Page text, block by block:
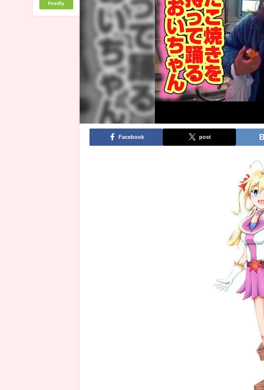
Feedly
Facebook post